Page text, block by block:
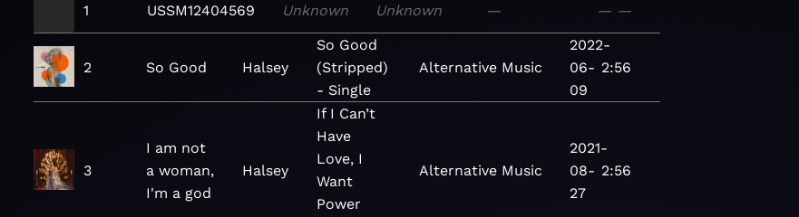
1
USSM12404569 Unknown Unknown — — —
2 So Good Halsey
So Good
(Stripped)
- Single
Alternative Music
2022-
06-
09
2:56
3
I am not
a woman,
I'm a god
Halsey
If I Can’t
Have
Love, I
Want
Power
Alternative Music
2021-
08-
27
2:56